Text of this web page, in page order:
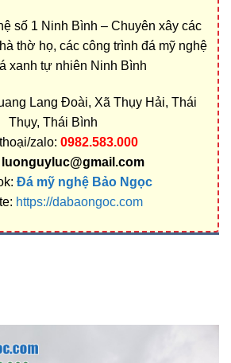
số 1 Ninh Bình – Chuyên xây các
thờ họ, các công trình đá mỹ nghệ
xanh tự nhiên Ninh Bình
Lang Đoài, Xã Thụy Hải, Thái
Thụy, Thái Bình
zalo: 0982.583.000
luonguyluc@gmail.com
Đá mỹ nghệ Bảo Ngọc
https://dabaongoc.com